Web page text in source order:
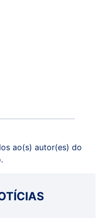
ao(s) autor(es) do